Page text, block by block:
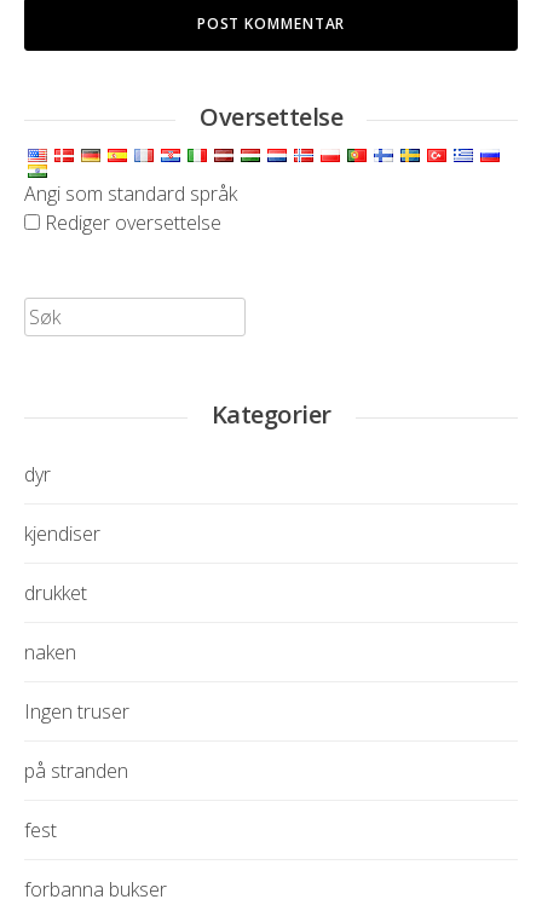
Oversettelse
Angi som standard språk
Rediger oversettelse
Søk
etter:
Kategorier
dyr
kjendiser
drukket
naken
Ingen truser
på stranden
fest
forbanna bukser